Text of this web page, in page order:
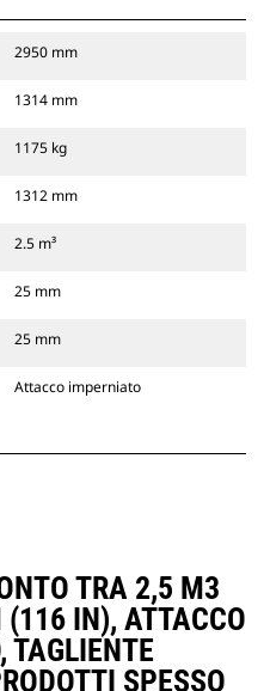
2950 mm
1314 mm
1175 kg
1312 mm
2.5 m³
25 mm
25 mm
Attacco imperniato
TRA 2,5 M3
IN), ATTACCO
TAGLIENTE
SPESSO